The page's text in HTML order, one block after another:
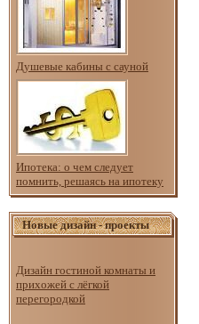
Душевые кабины с сауной
Ипотека: о чем следует
помнить, решаясь на ипотеку
Новые дизайн - проекты
Дизайн гостиной комнаты и
прихожей с лёгкой
перегородкой